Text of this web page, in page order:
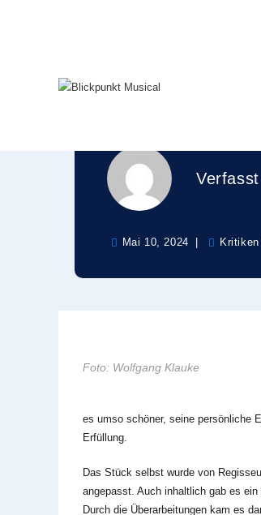
Mai 10, 2024
Foto: Wolfgang Klauke
es umso schöner, seine persönliche
Erfüllung.
Das Stück selbst wurde von
angepasst. Auch inhaltlich gab es
Durch die Überarbeitungen kam es